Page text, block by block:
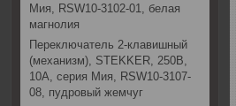
Мия, RSW10-3102-01, белая
магнолия
Переключатель 2-клавишный
(механизм), STEKKER, 250В,
10А, серия Мия, RSW10-3107-
08, пудровый жемчуг